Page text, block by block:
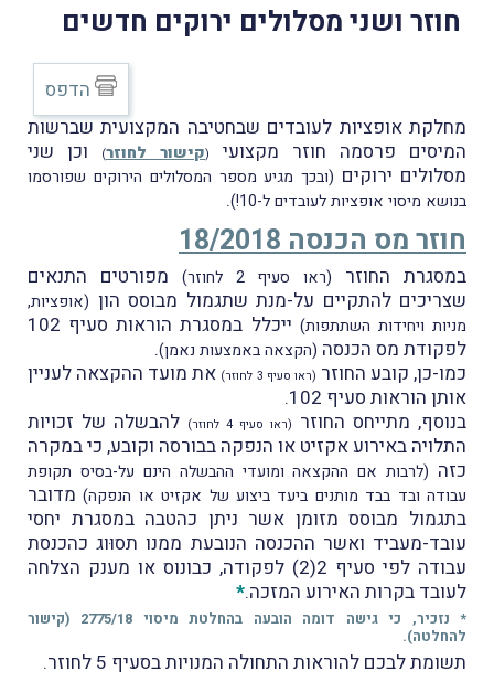
חוזר ושני מסלולים ירוקים חדשים
מחלקת אופציות לעובדים שבחטיבה המקצועית שברשות
המיסים פרסמה חוזר מקצועי
(קישור לחוזר)
וכן שני
מסלולים ירוקים (ובכך מגיע מספר המסלולים הירוקים שפורסמו
בנושא מיסוי אופציות לעובדים ל-10!)
.
חוזר מס הכנסה 18/2018
במסגרת החוזר (ראו סעיף 2 לחוזר)
מפורטים התנאים
שצריכים להתקיים על-מנת שתגמול מבוסס הון (אופציות,
מניות ויחידות השתתפות)
ייכלל במסגרת הוראות סעיף 102
לפקודת מס הכנסה (הקצאה באמצעות נאמן).
כמו-כן, קובע החוזר (ראו סעיף 3 לחוזר)
את מועד ההקצאה לעניין
אותן הוראות סעיף 102.
בנוסף, מתייחס החוזר (ראו סעיף 4 לחוזר)
להבשלה של זכויות
התלויה באירוע אקזיט או הנפקה בבורסה וקובע, כי במקרה
כזה (לרבות אם ההקצאה ומועדי ההבשלה הינם על-בסיס תקופת
עבודה ובד בבד מותנים ביעד ביצוע של אקזיט או הנפקה)מדובר
בתגמול מבוסס מזומן אשר ניתן כהטבה במסגרת יחסי
עובד-מעביד ואשר ההכנסה הנובעת ממנו תסוּוג כהכנסת
עבודה לפי סעיף 2(2) לפקודה, כבונוס או מענק הצלחה
לעובד בקרות האירוע המזכה.*
* נזכיר, כי גישה דומה הובעה בהחלטת מיסוי 2775/18 (
קישור
להחלטה).
תשומת לבכם להוראות התחולה המנויות בסעיף 5 לחוזר.